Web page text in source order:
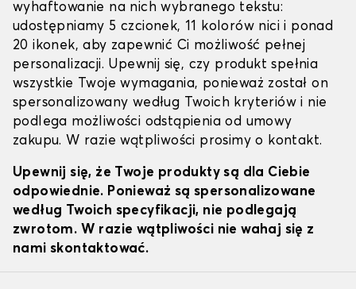
wyhaftowanie na nich wybranego tekstu:
udostępniamy 5 czcionek, 11 kolorów nici i ponad
20 ikonek, aby zapewnić Ci możliwość pełnej
personalizacji. Upewnij się, czy produkt spełnia
wszystkie Twoje wymagania, ponieważ został on
spersonalizowany według Twoich kryteriów i nie
podlega możliwości odstąpienia od umowy
zakupu. W razie wątpliwości prosimy o kontakt.
Upewnij się, że Twoje produkty są dla Ciebie
odpowiednie. Ponieważ są spersonalizowane
według Twoich specyfikacji, nie podlegają
zwrotom. W razie wątpliwości nie wahaj się z
nami skontaktować.